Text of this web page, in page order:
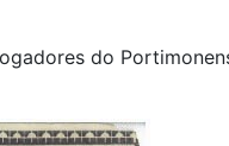
do